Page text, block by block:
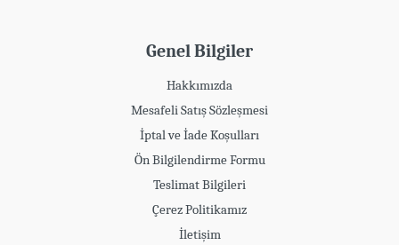
Genel Bilgiler
Hakkımızda
Mesafeli Satış Sözleşmesi
İptal ve İade Koşulları
Ön Bilgilendirme Formu
Teslimat Bilgileri
Çerez Politikamız
İletişim